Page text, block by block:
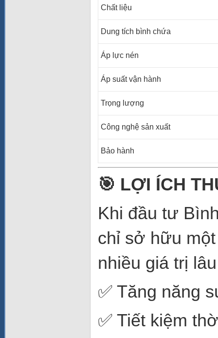
Chất liệu
Dung tích bình chứa
Áp lực nén
Áp suất vận hành
Trọng lượng
Công nghệ sản xuất
Bảo hành
🎯 LỢI ÍCH
Khi đầu tư
chỉ sở hữu
nhiều giá trị
✅ Tăng năng
✅ Tiết kiệm